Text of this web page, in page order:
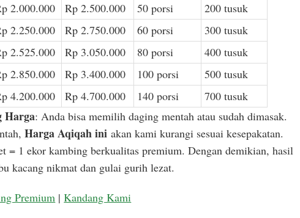
2.000.000 Rp 2.500.000 50 porsi
200 tusuk
2.250.000 Rp 2.750.000 60 porsi
300 tusuk
2.525.000 Rp 3.050.000 80 porsi
400 tusuk
2.850.000 Rp 3.400.000 100 porsi
500 tusuk
4.200.000 Rp 4.700.000 140 porsi 700 tusuk
Harga: Anda bisa memilih daging mentah atau sudah dimasak.
Harga Aqiqah iniakan kami kurangi sesuai kesepakatan.
= 1 ekor kambing berkualitas premium. Dengan demikian, hasil
kacang nikmat dan gulai gurih lezat.
Premium |Kandang Kami